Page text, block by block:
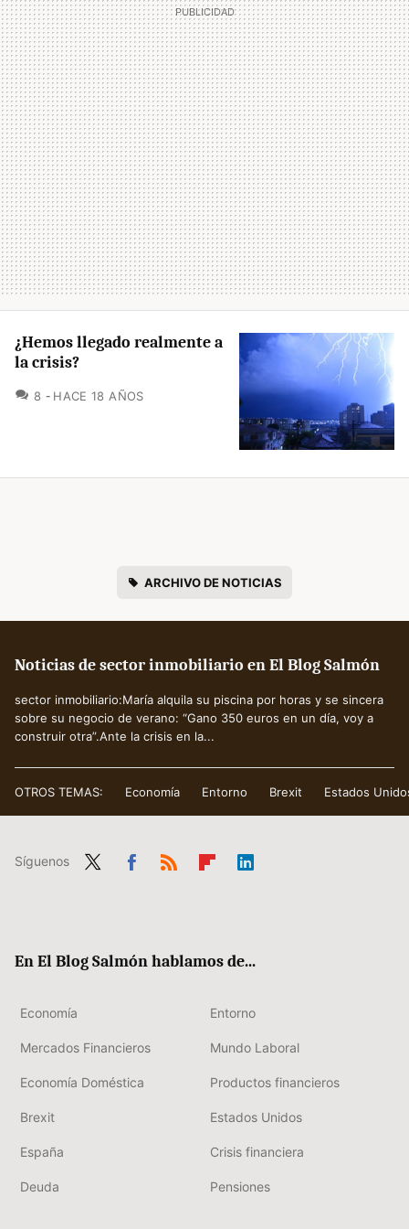
¿Hemos llegado realmente a
la crisis?
8 COMENTARIOS
HACE 18 AÑOS
ARCHIVO DE NOTICIAS
Noticias de sector inmobiliario en El Blog Salmón
sector inmobiliario:María alquila su piscina por horas y se sincera
sobre su negocio de verano: “Gano 350 euros en un día, voy a
construir otra”.Ante la crisis en la...
OTROS TEMAS: Economía Entorno Brexit Estados
Síguenos
En El Blog Salmón hablamos de...
Economía Entorno
Mercados Financieros Mundo Laboral
Economía Doméstica Productos financieros
Brexit Estados Unidos
España Crisis financiera
Deuda Pensiones